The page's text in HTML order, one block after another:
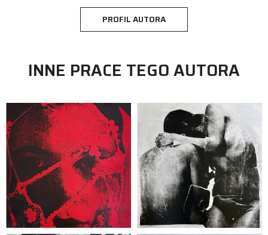
PROFIL AUTORA
INNE PRACE TEGO AUTORA
grafika
Nastazja Staniszewska